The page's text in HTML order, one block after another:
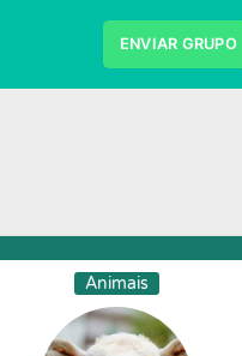
ENVIAR GRUPO
Viagem Videos
Animais